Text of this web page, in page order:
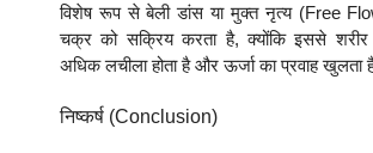
विशेष रूप से बेली डांस या मुक्त नृत्य (Free
चक्र को सक्रिय करता है, क्योंकि इससे शरीर
अधिक लचीला होता है और ऊर्जा का प्रवाह खुलता
निष्कर्ष (Conclusion)